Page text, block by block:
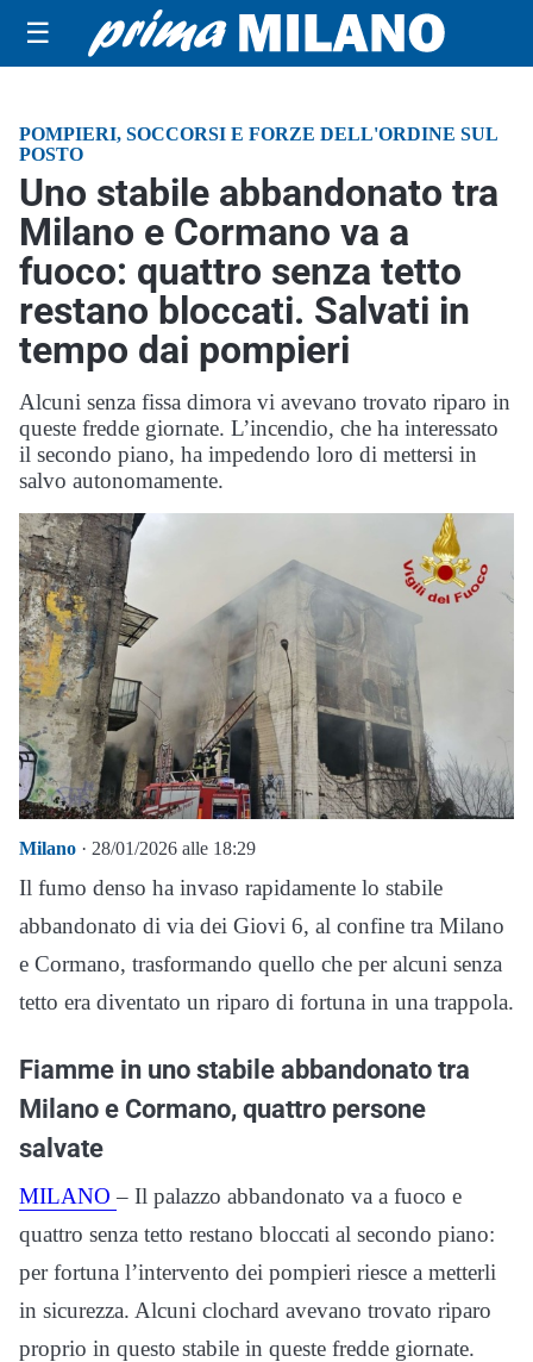
☰
POMPIERI, SOCCORSI E FORZE DELL'ORDINE SUL
POSTO
Uno stabile abbandonato tra
Milano e Cormano va a
fuoco: quattro senza tetto
restano bloccati. Salvati in
tempo dai pompieri
Alcuni senza fissa dimora vi avevano trovato riparo in
queste fredde giornate. L’incendio, che ha interessato
il secondo piano, ha impedendo loro di mettersi in
salvo autonomamente.
Milano · 28/01/2026 alle 18:29
Il fumo denso ha invaso rapidamente lo stabile
abbandonato di via dei Giovi 6, al confine tra Milano
e Cormano, trasformando quello che per alcuni senza
tetto era diventato un riparo di fortuna in una trappola.
Fiamme in uno stabile abbandonato tra
Milano e Cormano, quattro persone
salvate
MILANO– Il palazzo abbandonato va a fuoco e
quattro senza tetto restano bloccati al secondo piano:
per fortuna l’intervento dei pompieri riesce a metterli
in sicurezza. Alcuni clochard avevano trovato riparo
proprio in questo stabile in queste fredde giornate.